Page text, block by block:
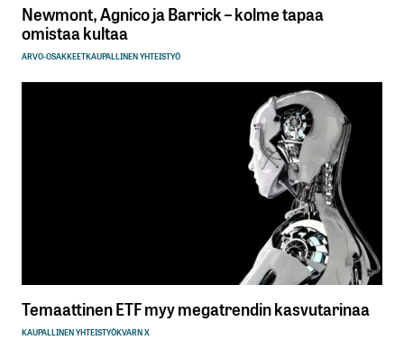
Newmont, Agnico ja Barrick – kolme tapaa
omistaa kultaa
ARVO-OSAKKEETKAUPALLINEN YHTEISTYÖ
Temaattinen ETF myy megatrendin kasvutarinaa
KAUPALLINEN YHTEISTYÖKVARN X